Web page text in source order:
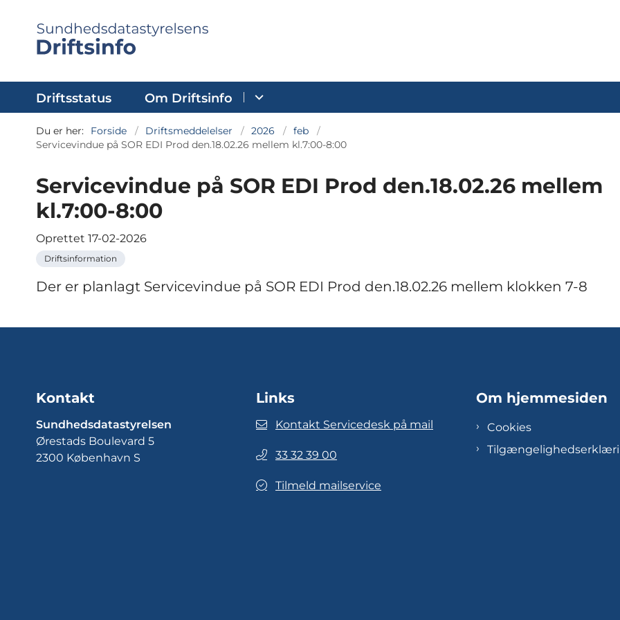
Driftsstatus Om Driftsinfo
Du er her: Forside Driftsmeddelelser 2026
feb
Servicevindue på SOR EDI Prod den.18.02.26 mellem kl.7:00-8:00
Servicevindue på SOR EDI Prod den.18.02.26 mellem
kl.7:00-8:00
Oprettet 17-02-2026
Driftsinformation
Der er planlagt Servicevindue på SOR EDI Prod den.18.02.26 mellem klokken 7-8
Kontakt
Sundhedsdatastyrelsen
Ørestads Boulevard 5
2300 København S
Links
Kontakt Servicedesk på mail
33 32 39 00
Tilmeld mailservice
Om hjemmesiden
Cookies